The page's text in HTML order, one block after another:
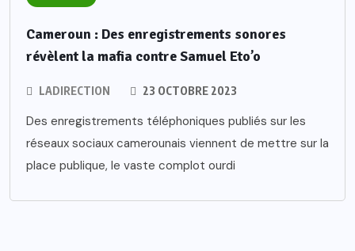
Cameroun : Des enregistrements sonores
révèlent la mafia contre Samuel Eto’o
LADIRECTION 23 OCTOBRE 2023
Des enregistrements téléphoniques publiés sur les
réseaux sociaux camerounais viennent de mettre sur la
place publique, le vaste complot ourdi